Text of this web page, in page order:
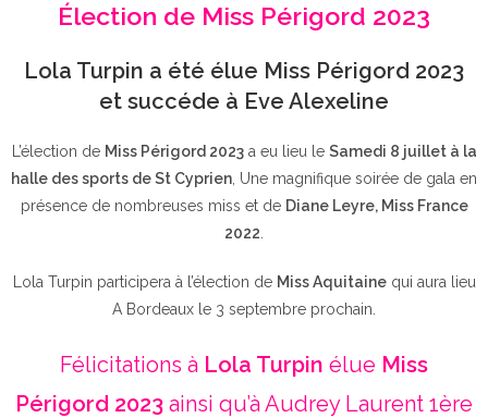
Élection de Miss Périgord 2023
Lola Turpin a été élue Miss Périgord 2023
et succéde à Eve Alexeline
L’élection de Miss Périgord 2023a eu lieu le Samedi 8 juillet à la
halle des sports de St Cyprien , Une magnifique soirée de gala en
présence de nombreuses miss et de Diane Leyre, Miss France
2022
Lola Turpin participera à l’élection de Miss Aquitainequi aura lieu
A Bordeaux le 3 septembre prochain.
Félicitations à Lola Turpin élue Miss
Périgord 2023 ainsi qu’à Audrey Laurent 1ère